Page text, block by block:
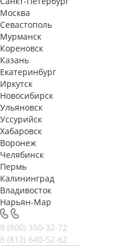
Москва
Севастополь
Мурманск
Кореновск
Казань
Екатеринбург
Иркутск
Новосибирск
Ульяновск
Уссурийск
Хабаровск
Воронеж
Челябинск
Пермь
Калининград
Владивосток
Нарьян-Мар
8 (800) 350-32-72
8 (812) 640-52-62